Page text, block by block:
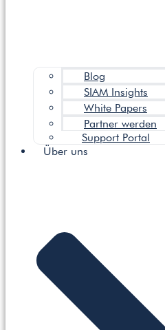
Blog
SIAM Insights
White Papers
Partner werden
Support Portal
Über uns